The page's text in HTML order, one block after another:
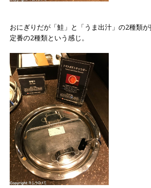
おにぎりだが「鮭」と「うま出汁」の2種類が
定番の2種類という感じ。